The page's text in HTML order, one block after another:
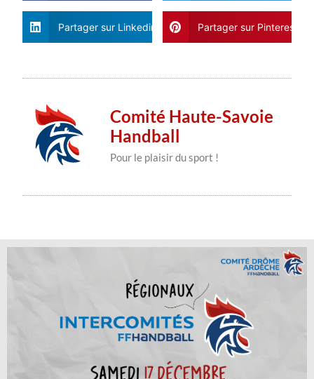
Partager sur Linkedin Partager sur Pinterest
Comité Haute-Savoie
Handball
Pour le plaisir du sport !